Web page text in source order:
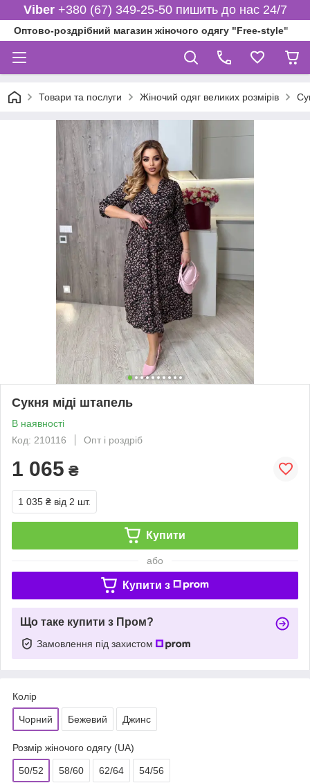
Viber+380 (67) 349-25-50 пишить до нас 24/7
Оптово-роздрібний магазин жіночого одягу "Free-style"
Товари та послуги Жіночий одяг великих розмірів
Сукня міді штапель
В наявності
Код: 210116
Опт і роздріб
1 065 ₴
1 035 ₴ від 2 шт.
Купити
або
Купити з
Що таке купити з Пром?
Замовлення під захистом
Колір
Чорний Бежевий Джинс
Розмір жіночого одягу (UA)
50/52 58/60 62/64 54/56